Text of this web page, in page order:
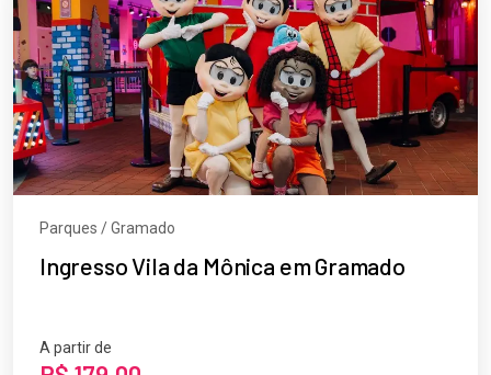
Parques / Gramado
Ingresso Vila da Mônica em Gramado
A partir de